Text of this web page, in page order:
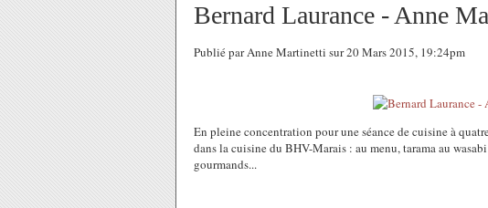
Bernard Laurance - Anne
Publié par Anne Martinetti sur 20 Mars 2015, 19:24pm
En pleine concentration pour une séance de cuisine à
dans la cuisine du BHV-Marais : au menu, tarama au
gourmands...